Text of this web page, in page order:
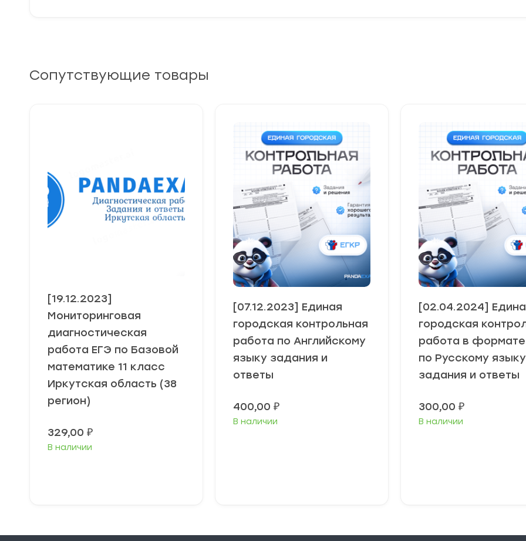
Сопутствующие товары
[19.12.2023]
Мониторинговая
диагностическая
работа ЕГЭ по Базовой
математике 11 класс
Иркутская область (38
регион)
329,00 ₽
В наличии
[07.12.2023] Единая
городская контрольная
работа по Английскому
языку задания и
ответы
400,00 ₽
В наличии
[02.04.2024]
городская
работа в
по Русскому языку
задания и ответы
300,00 ₽
В наличии